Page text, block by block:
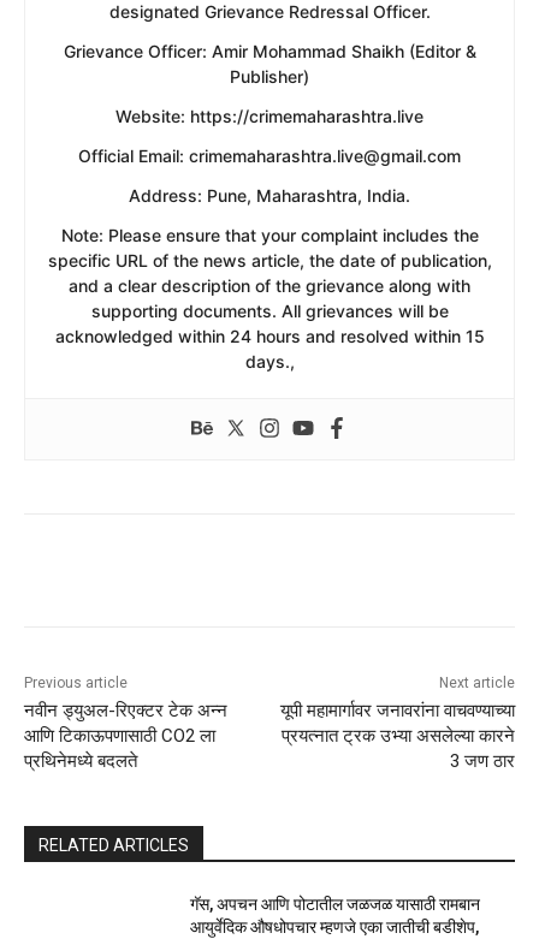
designated Grievance Redressal Officer.
​Grievance Officer: Amir Mohammad Shaikh (Editor &
Publisher)
​Website: https://crimemaharashtra.live
​Official Email: crimemaharashtra.live@gmail.com
​Address: Pune, Maharashtra, India.
​Note: Please ensure that your complaint includes the
specific URL of the news article, the date of publication,
and a clear description of the grievance along with
supporting documents. All grievances will be
acknowledged within 24 hours and resolved within 15
days.,
Previous article
नवीन ड्युअल-रिएक्टर टेक अन्न
आणि टिकाऊपणासाठी CO2 ला
प्रथिनेमध्ये बदलते
Next article
यूपी महामार्गावर जनावरांना वाचवण्याच्या
प्रयत्नात ट्रक उभ्या असलेल्या कारने
3 जण ठार
RELATED ARTICLES
गॅस, अपचन आणि पोटातील जळजळ यासाठी रामबान
आयुर्वेदिक औषधोपचार म्हणजे एका जातीची बडीशेप,